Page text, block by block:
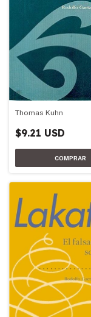
Thomas Kuhn
$9.21 USD